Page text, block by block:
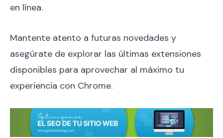
en línea.
Mantente atento a futuras novedades y
asegúrate de explorar las últimas extensiones
disponibles para aprovechar al máximo tu
experiencia con Chrome.